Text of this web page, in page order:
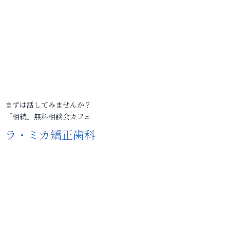
まずは話してみませんか？
「相続」無料相談会カフェ
ラ・ミカ矯正歯科